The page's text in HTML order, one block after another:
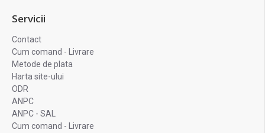
Servicii
Contact
Cum comand - Livrare
Metode de plata
Harta site-ului
ODR
ANPC
ANPC - SAL
Cum comand - Livrare